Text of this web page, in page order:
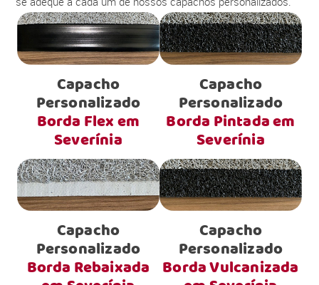
Capacho
Personalizado
Borda Flex em
Severínia
Capacho
Personalizado
Borda Pintada em
Severínia
Capacho
Personalizado
Borda Rebaixada
Capacho
Personalizado
Borda Vulcanizada